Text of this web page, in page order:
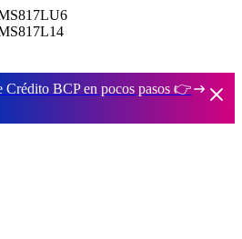
Crédito BCP en pocos pasos 👉